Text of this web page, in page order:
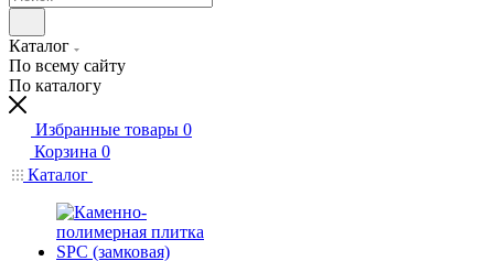
Каталог
По всему сайту
По каталогу
Избранные товары 0
Корзина 0
Каталог